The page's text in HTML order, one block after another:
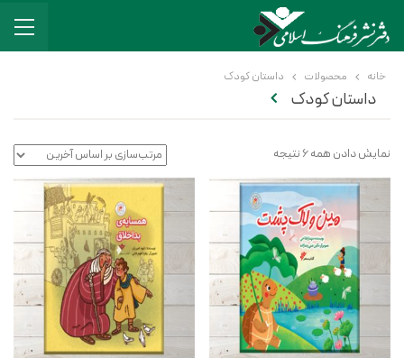
خانه محصولات داستان کودک
داستان کودک
نمایش دادن همه 6 نتیجه